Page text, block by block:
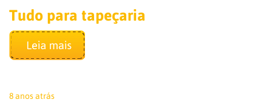
Tudo para tapeçaria
8 anos atrás